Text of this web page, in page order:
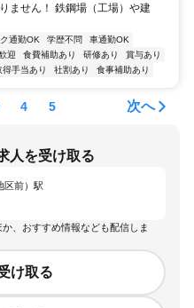
ません！ 鉄鋼場（工場）や建
通勤OK 学歴不問
車通勤OK
迎 食費補助あり 研修あり
賞与あり
得手当あり 社割あり 食事補助あり
4 5 次へ
人を受け取る
区前）駅
、おすすめ情報なども配信しま
け取る